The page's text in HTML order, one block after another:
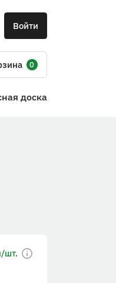
Войти
0
доска
шт.